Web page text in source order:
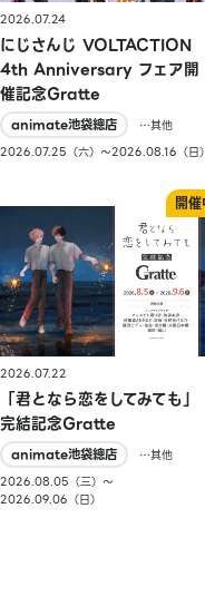
2026.07.24
にじさんじ VOLTACTION
4th Anniversary フェア開
催記念Gratte
animate池袋總店
…其他
2026.07.25（六）〜2026.08.16（日）
2026.07.22
「君となら恋をしてみても」
完結記念Gratte
animate池袋總店
…其他
2026.08.05（三）〜
2026.09.06（日）